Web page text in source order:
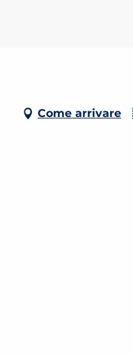
Come arrivare